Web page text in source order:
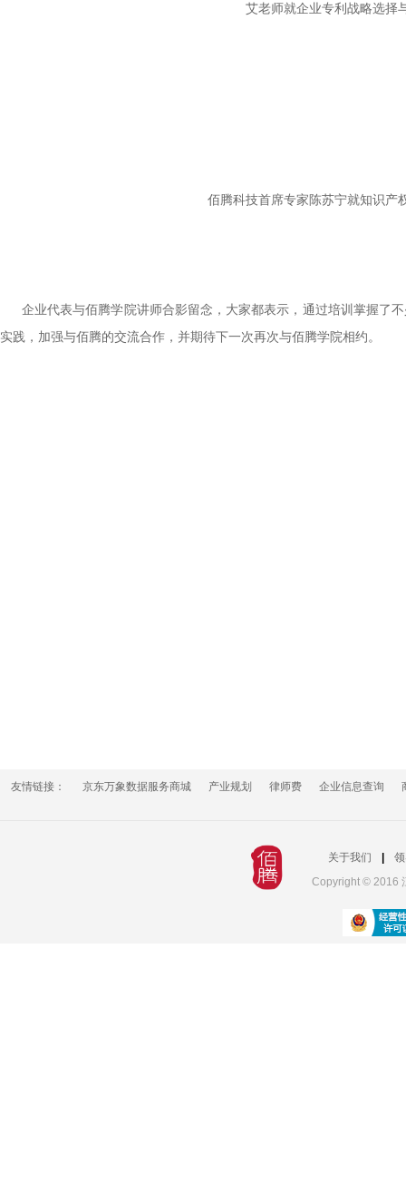
艾老师就企业专利战略选择
佰腾科技首席专家陈苏宁就知识产
企业代表与佰腾学院讲师合影留念，大家都表示，通过培训掌握了
实践，加强与佰腾的交流合作，并期待下一次再次与佰腾学院相约。
友情链接： 京东万象数据服务商城 产业规划 律师费 企业信息查询
关于我们
Copyright © 2016